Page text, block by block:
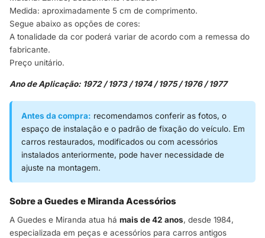
Medida: aproximadamente 5 cm de comprimento.
Segue abaixo as opções de cores:
A tonalidade da cor poderá variar de acordo com a remessa do
fabricante.
Preço unitário.
Ano de Aplicação: 1972 / 1973 / 1974 / 1975 / 1976 / 1977
Antes da compra: recomendamos conferir as fotos, o
espaço de instalação e o padrão de fixação do veículo. Em
carros restaurados, modificados ou com acessórios
instalados anteriormente, pode haver necessidade de
ajuste na montagem.
Sobre a Guedes e Miranda Acessórios
A Guedes e Miranda atua há mais de 42 anos, desde 1984,
especializada em peças e acessórios para carros antigos